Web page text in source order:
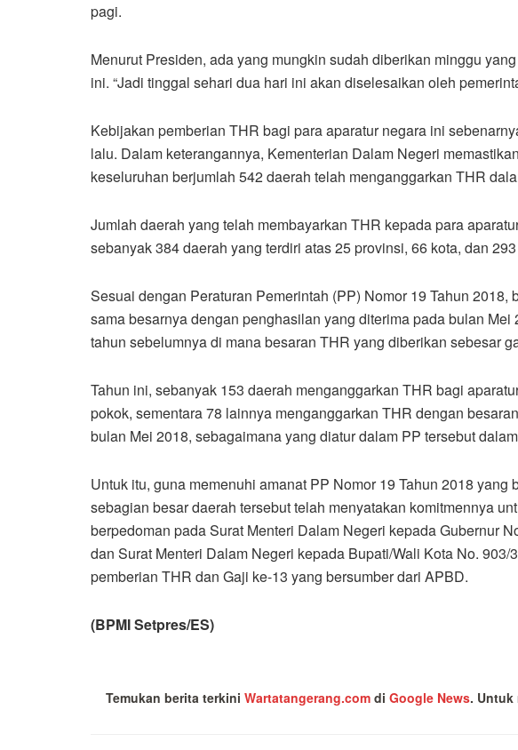
pagi.
Menurut Presiden, ada yang mungkin sudah diberikan minggu
ini. “Jadi tinggal sehari dua hari ini akan diselesaikan oleh
Kebijakan pemberian THR bagi para aparatur negara ini
lalu. Dalam keterangannya, Kementerian Dalam Negeri
keseluruhan berjumlah 542 daerah telah menganggarkan THR
Jumlah daerah yang telah membayarkan THR kepada para
sebanyak 384 daerah yang terdiri atas 25 provinsi, 66 kota, dan
Sesuai dengan Peraturan Pemerintah (PP) Nomor 19 Tahun
sama besarnya dengan penghasilan yang diterima pada bulan
tahun sebelumnya di mana besaran THR yang diberikan sebesar
Tahun ini, sebanyak 153 daerah menganggarkan THR bagi
pokok, sementara 78 lainnya menganggarkan THR dengan
bulan Mei 2018, sebagaimana yang diatur dalam PP tersebut
Untuk itu, guna memenuhi amanat PP Nomor 19 Tahun 2018 yang
sebagian besar daerah tersebut telah menyatakan komitmennya
berpedoman pada Surat Menteri Dalam Negeri kepada Gubernur
dan Surat Menteri Dalam Negeri kepada Bupati/Wali Kota No.
pemberian THR dan Gaji ke-13 yang bersumber dari APBD.
(BPMI Setpres/ES)
Temukan berita terkini Wartatangerang.comdi Google News. Untuk